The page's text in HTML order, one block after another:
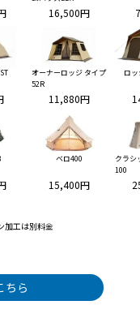
16,500円
オーナーロッジ タイプ
52R
11,880円
ロ
ベロ400
15,400円
クラシ
100
工は別料金
ちら